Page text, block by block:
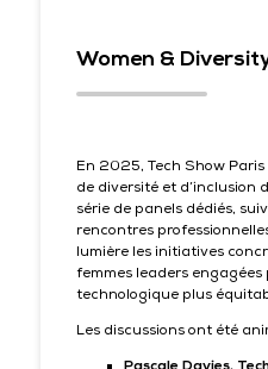
Women &
En 2025, Tech Show
de diversité et d’inclusion
série de panels dédiés,
rencontres
lumière les initiatives
femmes leaders
technologique plus
Les discussions ont été